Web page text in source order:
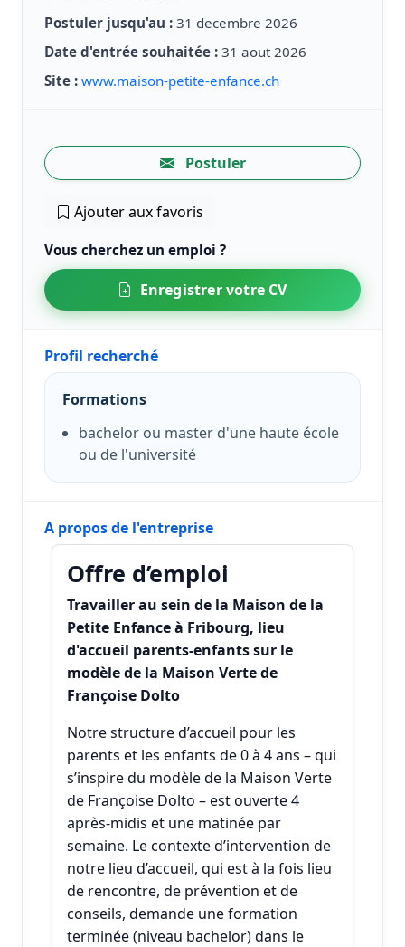
Postuler jusqu'au : 31 decembre 2026
Date d'entrée souhaitée : 31 aout 2026
Site : www.maison-petite-enfance.ch
Postuler
Ajouter aux favoris
Vous cherchez un emploi ?
Enregistrer votre CV
Profil recherché
Formations
bachelor ou master d'une haute école
ou de l'université
A propos de l'entreprise
Offre d’emploi
Travailler au sein de la Maison de la
Petite Enfance à Fribourg, lieu
d'accueil parents-enfants sur le
modèle de la Maison Verte de
Françoise Dolto
Notre structure d’accueil pour les
parents et les enfants de 0 à 4 ans – qui
s’inspire du modèle de la Maison Verte
de Françoise Dolto – est ouverte 4
après-midis et une matinée par
semaine. Le contexte d’intervention de
notre lieu d’accueil, qui est à la fois lieu
de rencontre, de prévention et de
conseils, demande une formation
terminée (niveau bachelor) dans le